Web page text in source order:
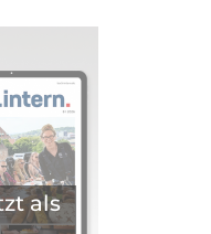
als